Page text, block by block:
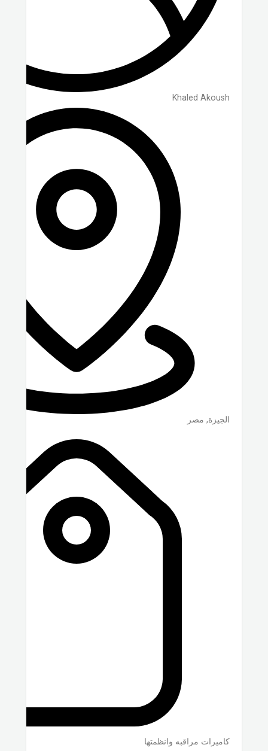
Khaled Akoush
الجيزة, مصر
كاميرات مراقبه وانظمتها